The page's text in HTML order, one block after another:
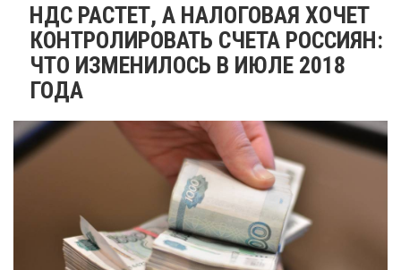
НДС РАСТЕТ, А НАЛОГОВАЯ ХОЧЕТ
КОНТРОЛИРОВАТЬ СЧЕТА РОССИЯН:
ЧТО ИЗМЕНИЛОСЬ В ИЮЛЕ 2018
ГОДА